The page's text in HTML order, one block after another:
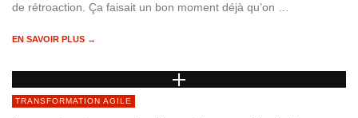
de rétroaction. Ça faisait un bon moment déjà qu’on …
EN SAVOIR PLUS →
TRANSFORMATION AGILE